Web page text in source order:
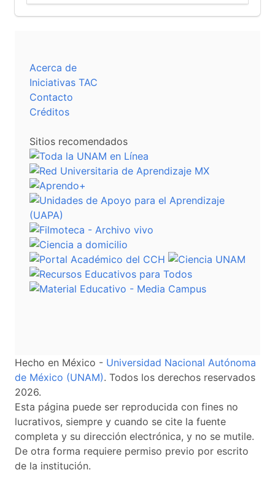
Acerca de
Iniciativas TAC
Contacto
Créditos
Sitios recomendados
Hecho en México - Universidad Nacional Autónoma
de México (UNAM). Todos los derechos reservados
2026.
Esta página puede ser reproducida con fines no
lucrativos, siempre y cuando se cite la fuente
completa y su dirección electrónica, y no se mutile.
De otra forma requiere permiso previo por escrito
de la institución.